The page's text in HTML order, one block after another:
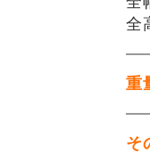
全
重
そ